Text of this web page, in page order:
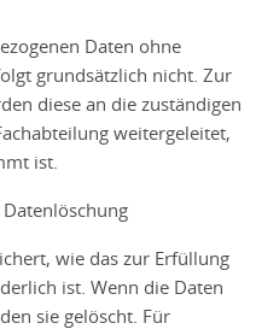
Daten ohne
grundsätzlich nicht. Zur
diese an die zuständigen
weitergeleitet,
ist.
wie das zur Erfüllung
ist. Wenn die Daten
sie gelöscht. Für